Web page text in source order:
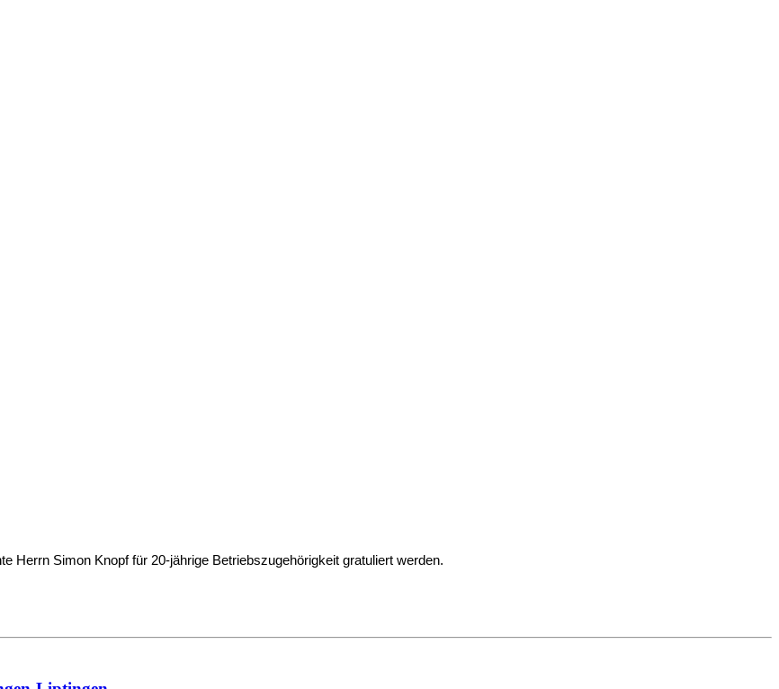
Herrn Simon Knopf für 20-jährige Betriebszugehörigkeit gratuliert werden.